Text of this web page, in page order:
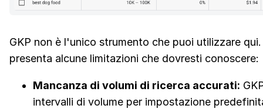
GKP non è l'unico strumento che puoi utilizzare
presenta alcune limitazioni che dovresti conoscere:
Mancanza di volumi di ricerca accurati:
intervalli di volume per impostazione